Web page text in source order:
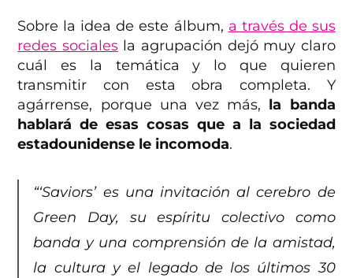
Sobre la idea de este álbum, a través de sus
redes socialesla agrupación dejó muy claro
cuál es la temática y lo que quieren
transmitir con esta obra completa. Y
agárrense, porque una vez más, la banda
hablará de esas cosas que a la sociedad
estadounidense le incomoda.
“‘Saviors’ es una invitación al cerebro de
Green Day, su espíritu colectivo como
banda y una comprensión de la amistad,
la cultura y el legado de los últimos 30